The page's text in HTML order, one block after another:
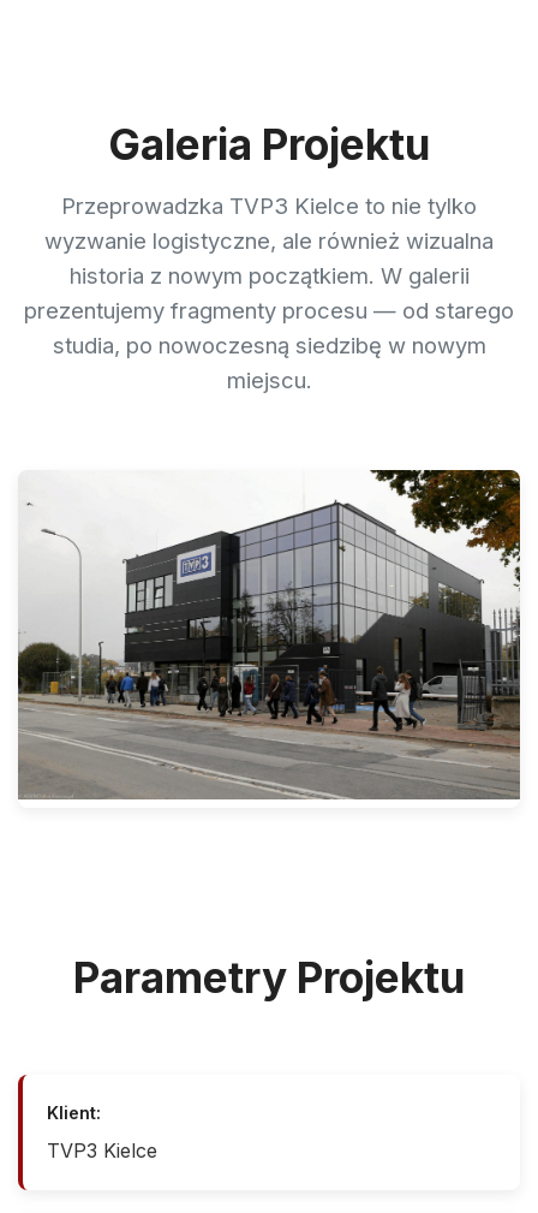
Galeria Projektu
Przeprowadzka TVP3 Kielce to nie tylko
wyzwanie logistyczne, ale również wizualna
historia z nowym początkiem. W galerii
prezentujemy fragmenty procesu — od starego
studia, po nowoczesną siedzibę w nowym
miejscu.
Parametry Projektu
Klient:
TVP3 Kielce